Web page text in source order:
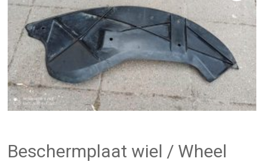
Beschermplaat wiel / Wheel